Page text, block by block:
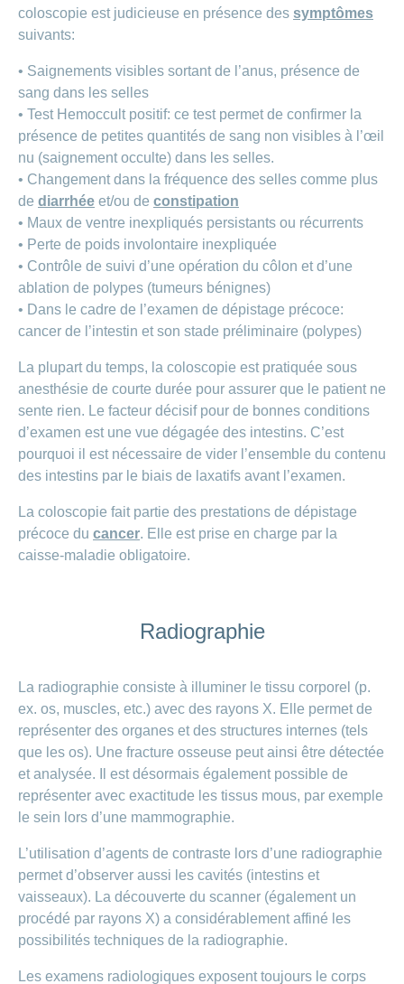
coloscopie est judicieuse en présence des symptômes
suivants:
• Saignements visibles sortant de l’anus, présence de
sang dans les selles
• Test Hemoccult positif: ce test permet de confirmer la
présence de petites quantités de sang non visibles à l’œil
nu (saignement occulte) dans les selles.
• Changement dans la fréquence des selles comme plus
de diarrhée et/ou de constipation
• Maux de ventre inexpliqués persistants ou récurrents
• Perte de poids involontaire inexpliquée
• Contrôle de suivi d’une opération du côlon et d’une
ablation de polypes (tumeurs bénignes)
• Dans le cadre de l’examen de dépistage précoce:
cancer de l’intestin et son stade préliminaire (polypes)
La plupart du temps, la coloscopie est pratiquée sous
anesthésie de courte durée pour assurer que le patient ne
sente rien. Le facteur décisif pour de bonnes conditions
d’examen est une vue dégagée des intestins. C’est
pourquoi il est nécessaire de vider l’ensemble du contenu
des intestins par le biais de laxatifs avant l’examen.
La coloscopie fait partie des prestations de dépistage
précoce du cancer. Elle est prise en charge par la
caisse-maladie obligatoire.
Radiographie
La radiographie consiste à illuminer le tissu corporel (p.
ex. os, muscles, etc.) avec des rayons X. Elle permet de
représenter des organes et des structures internes (tels
que les os). Une fracture osseuse peut ainsi être détectée
et analysée. Il est désormais également possible de
représenter avec exactitude les tissus mous, par exemple
le sein lors d’une mammographie.
L’utilisation d’agents de contraste lors d’une radiographie
permet d’observer aussi les cavités (intestins et
vaisseaux). La découverte du scanner (également un
procédé par rayons X) a considérablement affiné les
possibilités techniques de la radiographie.
Les examens radiologiques exposent toujours le corps